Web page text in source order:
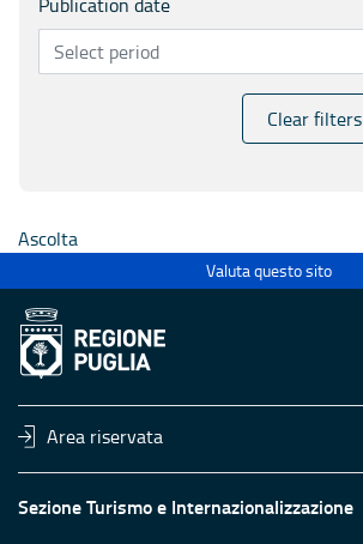
Clear filters
Ascolta
Valuta questo sito
Area riservata
Sezione Turismo e Internazionalizzazione